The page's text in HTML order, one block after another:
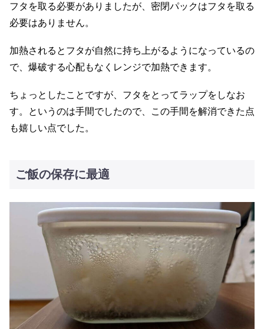
フタを取る必要がありましたが、密閉パックはフタを取る
必要はありません。
加熱されるとフタが自然に持ち上がるようになっているの
で、爆破する心配もなくレンジで加熱できます。
ちょっとしたことですが、フタをとってラップをしなお
す。というのは手間でしたので、この手間を解消できた点
も嬉しい点でした。
ご飯の保存に最適